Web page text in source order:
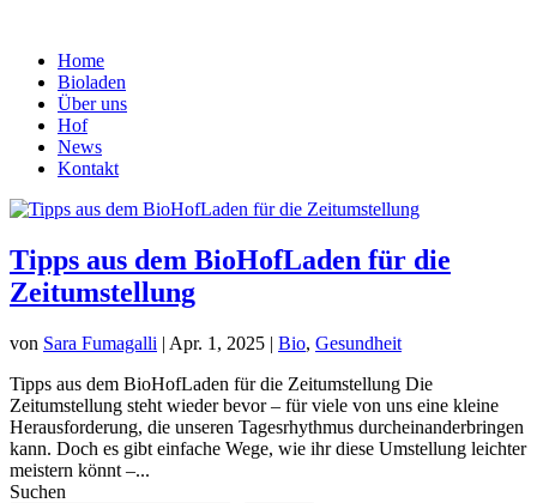
Home
Bioladen
Über uns
Hof
News
Kontakt
Tipps aus dem BioHofLaden für die
Zeitumstellung
von Sara Fumagalli | Apr. 1, 2025 | Bio, Gesundheit
Tipps aus dem BioHofLaden für die Zeitumstellung Die
Zeitumstellung steht wieder bevor – für viele von uns eine kleine
Herausforderung, die unseren Tagesrhythmus durcheinanderbringen
kann. Doch es gibt einfache Wege, wie ihr diese Umstellung leichter
meistern könnt –...
Suchen